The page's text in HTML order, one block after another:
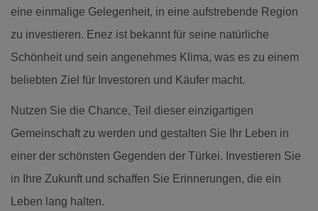
eine einmalige Gelegenheit, in eine aufstrebende Region
zu investieren. Enez ist bekannt für seine natürliche
Schönheit und sein angenehmes Klima, was es zu einem
beliebten Ziel für Investoren und Käufer macht.
Nutzen Sie die Chance, Teil dieser einzigartigen
Gemeinschaft zu werden und gestalten Sie Ihr Leben in
einer der schönsten Gegenden der Türkei. Investieren Sie
in Ihre Zukunft und schaffen Sie Erinnerungen, die ein
Leben lang halten.